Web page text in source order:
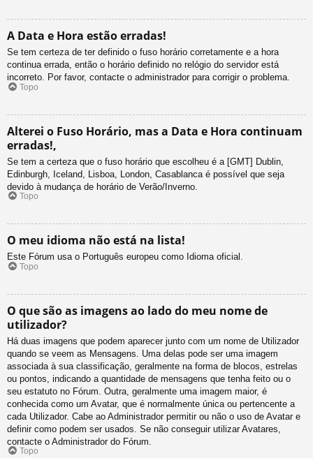
A Data e Hora estão erradas!
Se tem certeza de ter definido o fuso horário corretamente e a hora
continua errada, então o horário definido no relógio do servidor está
incorreto. Por favor, contacte o administrador para corrigir o problema.
Topo
Alterei o Fuso Horário, mas a Data e Hora continuam
erradas!,
Se tem a certeza que o fuso horário que escolheu é a [GMT] Dublin,
Edinburgh, Iceland, Lisboa, London, Casablanca é possível que seja
devido à mudança de horário de Verão/Inverno.
Topo
O meu idioma não está na lista!
Este Fórum usa o Português europeu como Idioma oficial.
Topo
O que são as imagens ao lado do meu nome de
utilizador?
Há duas imagens que podem aparecer junto com um nome de Utilizador
quando se veem as Mensagens. Uma delas pode ser uma imagem
associada à sua classificação, geralmente na forma de blocos, estrelas
ou pontos, indicando a quantidade de mensagens que tenha feito ou o
seu estatuto no Fórum. Outra, geralmente uma imagem maior, é
conhecida como um Avatar, que é normalmente única ou pertencente a
cada Utilizador. Cabe ao Administrador permitir ou não o uso de Avatar e
definir como podem ser usados. Se não conseguir utilizar Avatares,
contacte o Administrador do Fórum.
Topo